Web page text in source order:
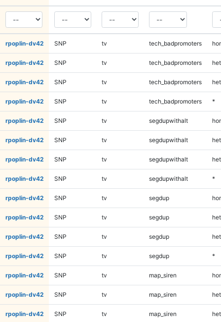
rpoplin-dv42 SNP tv tech_badpromoters
rpoplin-dv42 SNP tv tech_badpromoters
rpoplin-dv42 SNP tv tech_badpromoters het
rpoplin-dv42 SNP tv tech_badpromoters *
rpoplin-dv42 SNP tv segdupwithalt
rpoplin-dv42 SNP tv segdupwithalt
rpoplin-dv42 SNP tv segdupwithalt het
rpoplin-dv42 SNP tv segdupwithalt *
rpoplin-dv42 SNP tv segdup
rpoplin-dv42 SNP tv segdup
rpoplin-dv42 SNP tv segdup het
rpoplin-dv42 SNP tv segdup *
rpoplin-dv42 SNP tv map_siren
rpoplin-dv42 SNP tv map_siren
rpoplin-dv42 SNP tv map_siren het